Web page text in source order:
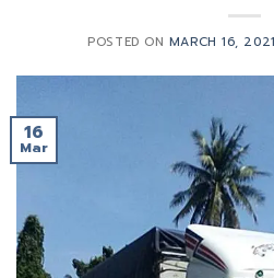
POSTED ON MARCH 16, 2021
16
Mar